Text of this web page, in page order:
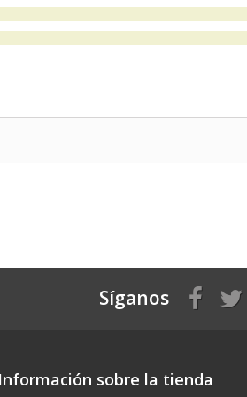
Síganos
Información sobre la tienda